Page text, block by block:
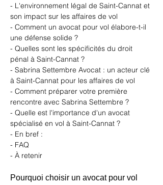
- L'environnement légal de Saint-Cannat et
son impact sur les affaires de vol
- Comment un avocat pour vol élabore-t-il
une défense solide ?
- Quelles sont les spécificités du droit
pénal à Saint-Cannat ?
- Sabrina Settembre Avocat : un acteur clé
à Saint-Cannat pour les affaires de vol
- Comment préparer votre première
rencontre avec Sabrina Settembre ?
- Quelle est l'importance d'un avocat
spécialisé en vol à Saint-Cannat ?
- En bref :
- FAQ
- À retenir
Pourquoi choisir un avocat pour vol